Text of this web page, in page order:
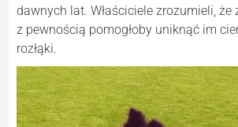
dawnych lat. Właściciele zrozumieli,
z pewnością pomogłoby uniknąć im
rozłąki.